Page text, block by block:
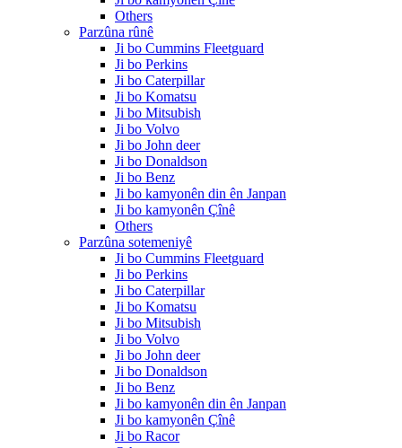
Others
Parzûna rûnê
Ji bo Cummins Fleetguard
Ji bo Perkins
Ji bo Caterpillar
Ji bo Komatsu
Ji bo Mitsubish
Ji bo Volvo
Ji bo John deer
Ji bo Donaldson
Ji bo Benz
Ji bo kamyonên din ên Janpan
Ji bo kamyonên Çînê
Others
Parzûna sotemeniyê
Ji bo Cummins Fleetguard
Ji bo Perkins
Ji bo Caterpillar
Ji bo Komatsu
Ji bo Mitsubish
Ji bo Volvo
Ji bo John deer
Ji bo Donaldson
Ji bo Benz
Ji bo kamyonên din ên Janpan
Ji bo kamyonên Çînê
Ji bo Racor